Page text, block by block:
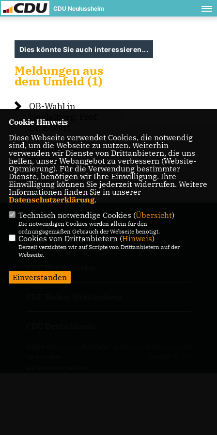
CDU Neulussheim
Dies könnte Sie auch interessieren...
Meldungen aus
dem Umfeld (1)
OB-Wahl in
Heidelberg: Prof.
Dr. Eckart
Würzner
gewinnt im
zweiten
Wahlgang
IMPRESSUM DATENSCHUTZ KONTAKT
Cookie Hinweis
Diese Webseite verwendet Cookies, die notwendig
sind, um die Webseite zu nutzen. Weiterhin
verwenden wir Dienste von Drittanbietern, die uns
helfen, unser Webangebot zu verbessern (Website-
Optmierung). Für die Verwendung bestimmter
Dienste, benötigen wir Ihre Einwilligung. Ihre
Einwilligung können Sie jederzeit widerrufen. Weitere
Informationen finden Sie in unserer
Datenschutzerklärung.
Technisch notwendige Cookies (Übersicht)
Die notwendigen Cookies werden allein für den
ordnungsgemäßen Gebrauch der Webseite benötigt.
Cookies von Drittanbietern (Hinweis)
Derzeit verzichten wir auf Scripte von Drittanbietern auf der
Webseite.
Einverstanden